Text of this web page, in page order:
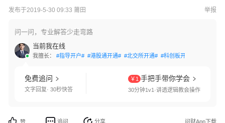
发布于2019-5-30 09:33 莆田 举报
问一问，专业解答少走弯路
当前我在线
我擅长： #指导开户# #港股通开通# #北交所开通# #科创板开通#
免费追问
文字回复· 30秒快答
￥1 手把手带你学会
30分钟1v1·讲透逻辑教会操作
追问 分享 问财App下载